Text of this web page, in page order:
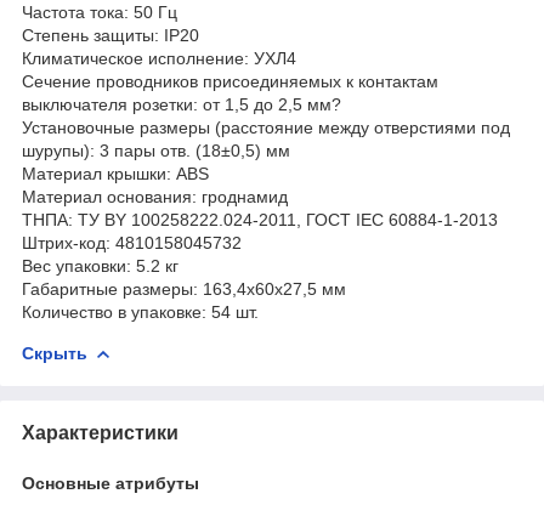
Частота тока: 50 Гц
Степень защиты: IP20
Климатическое исполнение: УХЛ4
Сечение проводников присоединяемых к контактам
выключателя розетки: от 1,5 до 2,5 мм?
Установочные размеры (расстояние между отверстиями под
шурупы): 3 пары отв. (18±0,5) мм
Материал крышки: ABS
Материал основания: гроднамид
ТНПА: ТУ BY 100258222.024-2011, ГОСТ IEC 60884-1-2013
Штрих-код: 4810158045732
Вес упаковки: 5.2 кг
Габаритные размеры: 163,4х60х27,5 мм
Количество в упаковке: 54 шт.
Скрыть
Характеристики
Основные атрибуты